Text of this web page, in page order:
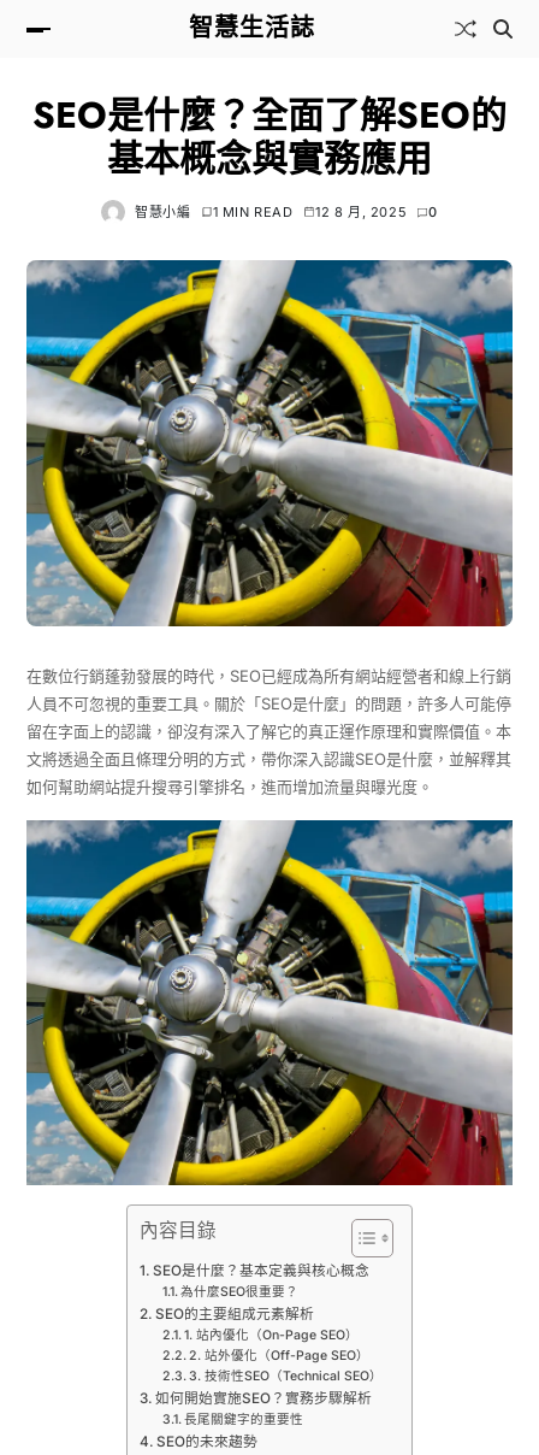
智慧生活誌
SEO是什麼？全面了解SEO的
基本概念與實務應用
智慧小編 1 MIN READ 12 8 月, 2025 0
在數位行銷蓬勃發展的時代，SEO已經成為所有網站經營者和線上行銷
人員不可忽視的重要工具。關於「SEO是什麼」的問題，許多人可能停
留在字面上的認識，卻沒有深入了解它的真正運作原理和實際價值。本
文將透過全面且條理分明的方式，帶你深入認識SEO是什麼，並解釋其
如何幫助網站提升搜尋引擎排名，進而增加流量與曝光度。
內容目錄
SEO是什麼？基本定義與核心概念
為什麼SEO很重要？
SEO的主要組成元素解析
1. 站內優化（On-Page SEO）
2. 站外優化（Off-Page SEO）
3. 技術性SEO（Technical SEO）
如何開始實施SEO？實務步驟解析
長尾關鍵字的重要性
SEO的未來趨勢